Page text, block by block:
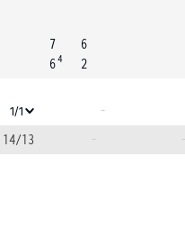
7
64
6
2
1/1
-
14/13 -